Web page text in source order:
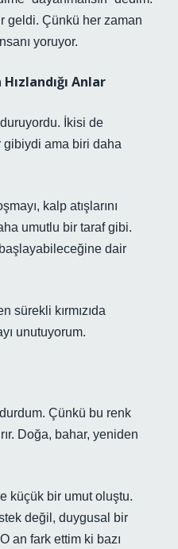
geldi. Çünkü her zaman
yoruyor.
Anlar
duruyordu. İkisi de
gibiydi ama biri daha
kalp atışlarını
umutlu bir taraf gibi.
dair
sürekli kırmızıda
unutuyorum.
Çünkü bu renk
Doğa, bahar, yeniden
küçük bir umut oluştu.
değil, duygusal bir
an fark ettim ki bazı